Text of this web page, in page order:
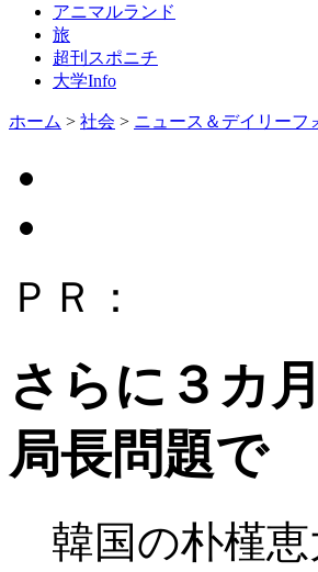
アニマルランド
旅
超刊スポニチ
大学Info
ホーム > 社会 > ニュース＆デイリーフ
ＰＲ：
さらに３カ
局長問題で
韓国の朴槿恵